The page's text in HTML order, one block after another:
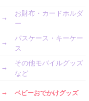
お財布・カードホルダ
ー
パスケース・キーケー
ス
その他モバイルグッズ
など
ベビーおでかけグッズ